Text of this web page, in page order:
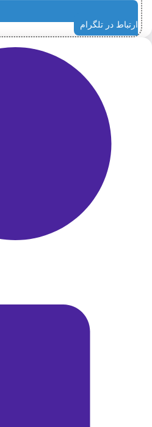
ارتباط در تلگرام